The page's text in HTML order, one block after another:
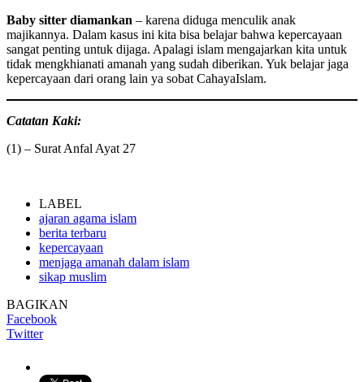
Baby sitter diamankan – karena diduga menculik anak
majikannya. Dalam kasus ini kita bisa belajar bahwa kepercayaan
sangat penting untuk dijaga. Apalagi islam mengajarkan kita untuk
tidak mengkhianati amanah yang sudah diberikan. Yuk belajar jaga
kepercayaan dari orang lain ya sobat CahayaIslam.
Catatan Kaki:
(1) – Surat Anfal Ayat 27
LABEL
ajaran agama islam
berita terbaru
kepercayaan
menjaga amanah dalam islam
sikap muslim
BAGIKAN
Facebook
Twitter